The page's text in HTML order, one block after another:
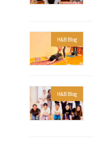
H&B Blog
H&B Blog